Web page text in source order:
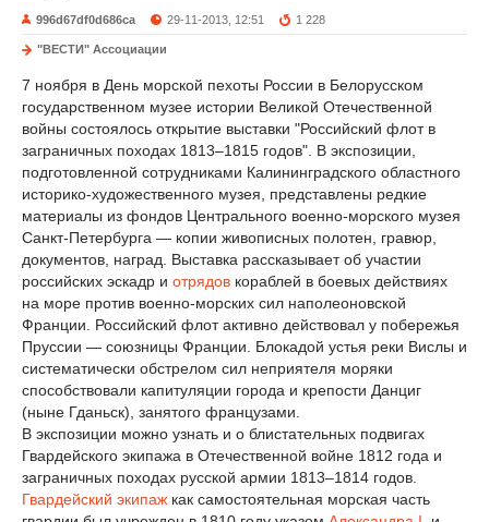
996d67df0d686ca 29-11-2013, 12:51 1 228
"ВЕСТИ" Ассоциации
7 ноября в День морской пехоты России в Белорусском
государственном музее истории Великой Отечественной
войны состоялось открытие выставки "Российский флот в
заграничных походах 1813–1815 годов". В экспозиции,
подготовленной сотрудниками Калининградского областного
историко-художественного музея, представлены редкие
материалы из фондов Центрального военно-морского музея
Санкт-Петербурга — копии живописных полотен, гравюр,
документов, наград. Выставка рассказывает об участии
российских эскадр и отрядов кораблей в боевых действиях
на море против военно-морских сил наполеоновской
Франции. Российский флот активно действовал у побережья
Пруссии — союзницы Франции. Блокадой устья реки Вислы и
систематически обстрелом сил неприятеля моряки
способствовали капитуляции города и крепости Данциг
(ныне Гданьск), занятого французами.
В экспозиции можно узнать и о блистательных подвигах
Гвардейского экипажа в Отечественной войне 1812 года и
заграничных походах русской армии 1813–1814 годов.
Гвардейский экипаж как самостоятельная морская часть